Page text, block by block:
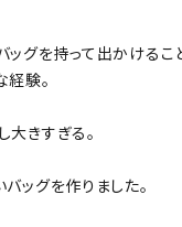
グを持って出かけるこ
経験。
きすぎる。
ッグを作りました。